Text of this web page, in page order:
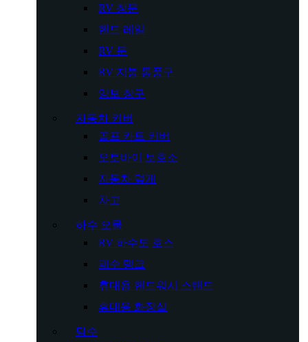
RV 창문
핸드 레일
RV 문
RV 지붕 통풍구
양보 창구
자동차 커버
골프 카트 커버
오토바이 보호소
자동차 덮개
차고
하수 오물
RV 하수도 호스
폐수 탱크
휴대용 핸드워시 스탠드
휴대용 화장실
담수